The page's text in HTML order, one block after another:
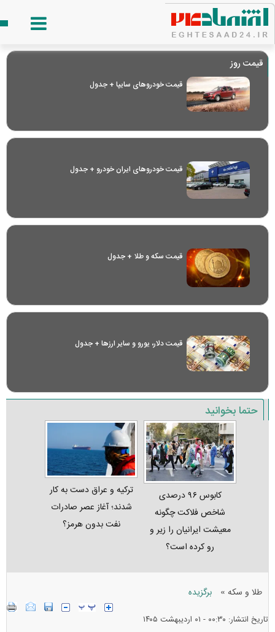
قیمت روز
قیمت خودرو‌های سایپا + جدول
قیمت خودرو‌های ایران خودرو + جدول
قیمت سکه و طلا + جدول
قیمت دلار، یورو و سایر ارز‌ها + جدول
حتما بخوانید
کابوس ۹۶ درصدی
شاخص فلاکت چگونه
معیشت ایرانیان را زیر و
رو کرده است؟
ترکیه و عراق دست به کار
شدند؛ آغاز عصر صادرات
نفت بدون هرمز؟
طلا و سکه » برگزیده
تاریخ انتشار: ۰۰:۳۰ - ۰۱ ارديبهشت ۱۴۰۵